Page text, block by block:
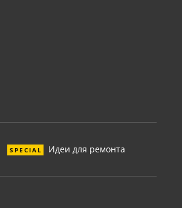
SPECIAL Идеи для ремонта